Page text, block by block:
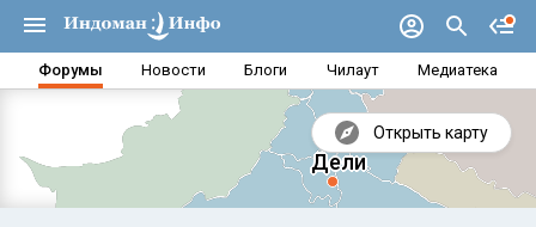
Форумы Новости Блоги Чилаут Медиатека
Открыть карту